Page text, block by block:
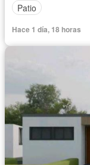
Patio
Hace 1 día, 18 horas